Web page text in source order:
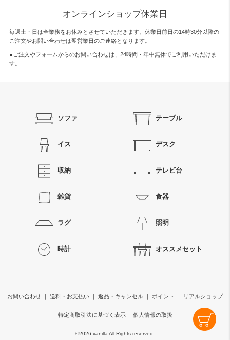
オンラインショップ休業日
毎週土・日は全業務をお休みとさせていただきます。休業日前日の14時30分以降の
ご注文やお問い合わせは翌営業日のご連絡となります。
●ご注文やフォームからのお問い合わせは、 24時間・年中無休でご利用いただけま
す。
ソファ テーブル
イス デスク
収納 テレビ台
雑貨 食器
ラグ 照明
時計 オススメセット
お問い合わせ ｜ 送料・お支払い ｜ 返品・キャンセル ｜ ポイント ｜ リアルショップ
特定商取引法に基づく表示 個人情報の取扱
©2026 vanilla All Rights reserved.